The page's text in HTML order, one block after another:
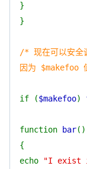
}
}
/* 现在可以安
因为 $makefoo
if ($makefoo)
function bar()
{
echo
"I exist